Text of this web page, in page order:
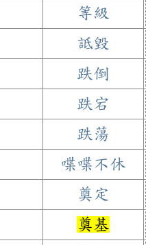
等級
詆毀
跌倒
跌宕
跌蕩
喋喋不休
奠定
奠基